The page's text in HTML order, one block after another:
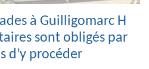
à Guilligomarc H
sont obligés par
d’y procéder